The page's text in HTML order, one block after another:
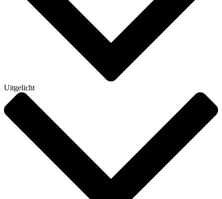
Uitgelicht